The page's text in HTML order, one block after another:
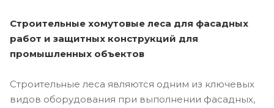
Строительные хомутовые леса для фасадных
работ и защитных конструкций для
промышленных объектов
Строительные леса являются одним из ключевых
видов оборудования при выполнении фасадных,